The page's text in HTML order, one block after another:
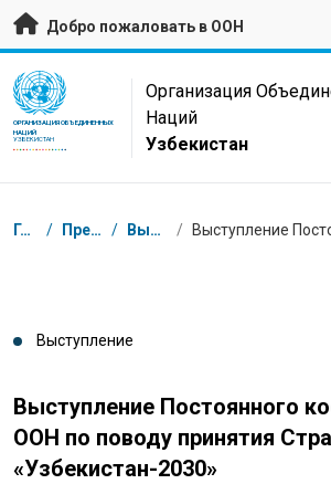
Перейти к основному содержанию
Добро пожаловать в ООН
UN Logo
ОРГАНИЗАЦИЯ ОБЪЕДИНЕННЫХ
НАЦИЙ
УЗБЕКИСТАН
Организация
Наций
Узбекистан
Навигационная цепочка
Главная / Пресс-центр / Выступления /
Выступление
Выступление Постоянного
ООН по поводу принятия
«Узбекистан-2030»